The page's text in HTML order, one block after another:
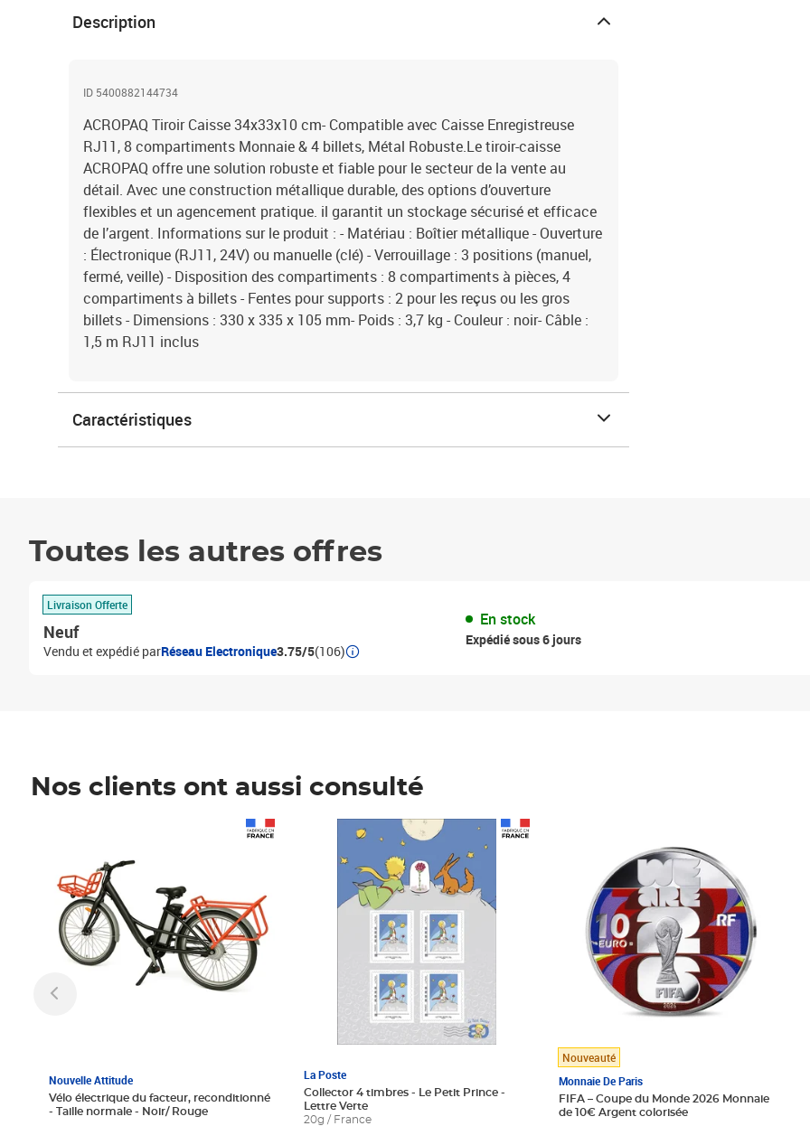
Description
ID 5400882144734
ACROPAQ Tiroir Caisse 34x33x10 cm- Compatible avec Caisse Enregistreuse
RJ11, 8 compartiments Monnaie & 4 billets, Métal Robuste.Le tiroir-caisse
ACROPAQ offre une solution robuste et fiable pour le secteur de la vente au
détail. Avec une construction métallique durable, des options d’ouverture
flexibles et un agencement pratique. il garantit un stockage sécurisé et efficace
de l’argent. Informations sur le produit : - Matériau : Boîtier métallique - Ouverture
: Électronique (RJ11, 24V) ou manuelle (clé) - Verrouillage : 3 positions (manuel,
fermé, veille) - Disposition des compartiments : 8 compartiments à pièces, 4
compartiments à billets - Fentes pour supports : 2 pour les reçus ou les gros
billets - Dimensions : 330 x 335 x 105 mm- Poids : 3,7 kg - Couleur : noir- Câble :
1,5 m RJ11 inclus
Caractéristiques
Toutes les autres offres
Livraison Offerte
Neuf
Vendu et expédié parRéseau Electronique3.75/5(106)
En stock
Expédié sous 6 jours
Nos clients ont aussi consulté
Nouvelle Attitude
Vélo électrique du facteur, reconditionné
- Taille normale - Noir/ Rouge
La Poste
Collector 4 timbres - Le Petit Prince -
Lettre Verte
20g / France
Prix 6,25€ HT
Nouveauté
Monnaie De Paris
FIFA – Coupe du Monde 2026 Monnaie
de 10€ Argent colorisée